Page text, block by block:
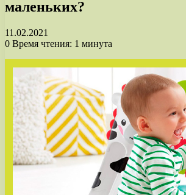
маленьких?
11.02.2021
0 Время чтения: 1 минута